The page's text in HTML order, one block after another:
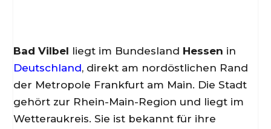
Bad Vilbel liegt im Bundesland Hessen in
Deutschland, direkt am nordöstlichen Rand
der Metropole Frankfurt am Main. Die Stadt
gehört zur Rhein-Main-Region und liegt im
Wetteraukreis. Sie ist bekannt für ihre